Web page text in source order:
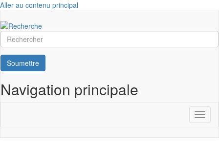
Aller au contenu principal
Rechercher
Soumettre
Navigation principale